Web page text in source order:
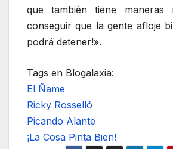
que también tiene maneras
conseguir que la gente afloje
podrá detener!».
Tags en Blogalaxia:
El Ñame
Ricky Rosselló
Picando Alante
¡La Cosa Pinta Bien!